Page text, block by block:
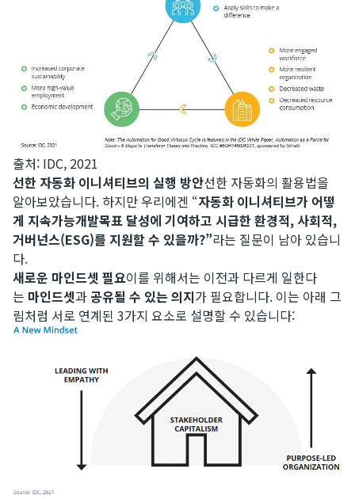
출처: IDC, 2021
선한 자동화 이니셔티브의 실행 방안선한 자동화의 활용법을
알아보았습니다. 하지만 우리에겐 “자동화 이니셔티브가 어떻
게 지속가능개발목표 달성에 기여하고 시급한 환경적, 사회적,
거버넌스(ESG)를 지원할 수 있을까?”라는 질문이 남아 있습니
다.
새로운 마인드셋 필요이를 위해서는 이전과 다르게 일한다
는 마인드셋과 공유될 수 있는 의지가 필요합니다. 이는 아래 그
림처럼 서로 연계된 3가지 요소로 설명할 수 있습니다: